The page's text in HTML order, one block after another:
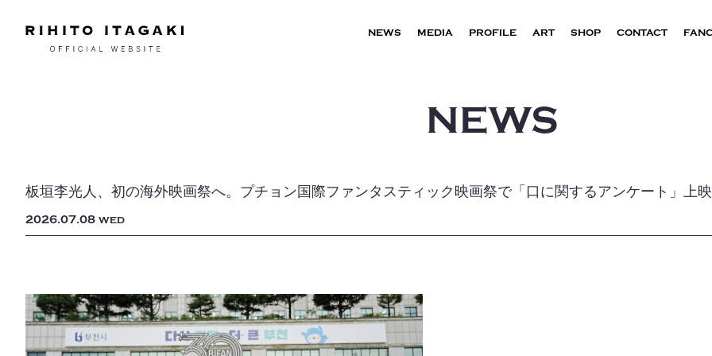
NEWS MEDIA PROFILE ART SHOP CONTACT
NEWS
板垣李光人、初の海外映画祭へ。プチョン国際ファンタスティック映画祭で「口に関するアンケート」上映
2026 07 08 WED